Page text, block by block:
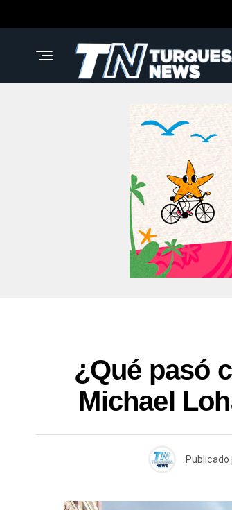
¿Qué pasó
Michael
Publicado